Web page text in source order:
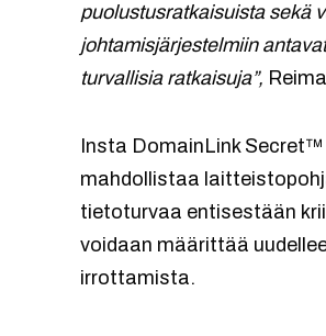
puolustusratkaisuista sekä
johtamisjärjestelmiin
turvallisia ratkaisuja”,
Insta DomainLink
mahdollistaa
tietoturvaa entisestään
voidaan määrittää
irrottamista.